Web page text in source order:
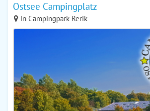
Ostsee Campingplatz
in Campingpark Rerik